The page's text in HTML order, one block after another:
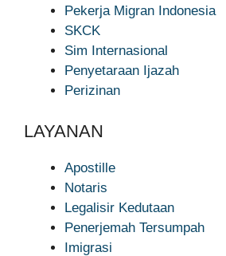
Pekerja Migran Indonesia
SKCK
Sim Internasional
Penyetaraan Ijazah
Perizinan
LAYANAN
Apostille
Notaris
Legalisir Kedutaan
Penerjemah Tersumpah
Imigrasi